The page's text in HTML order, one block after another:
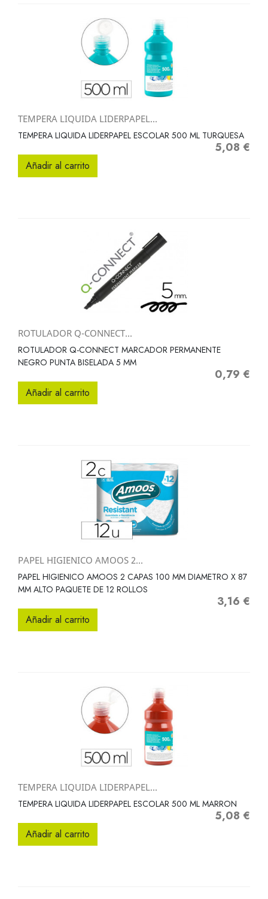
TEMPERA LIQUIDA LIDERPAPEL...
TEMPERA LIQUIDA LIDERPAPEL ESCOLAR 500 ML TURQUESA
Precio
5,08 €
Añadir al carrito
ROTULADOR Q-CONNECT...
ROTULADOR Q-CONNECT MARCADOR PERMANENTE
NEGRO PUNTA BISELADA 5 MM
Precio
0,79 €
Añadir al carrito
PAPEL HIGIENICO AMOOS 2...
PAPEL HIGIENICO AMOOS 2 CAPAS 100 MM DIAMETRO X 87
MM ALTO PAQUETE DE 12 ROLLOS
Precio
3,16 €
Añadir al carrito
TEMPERA LIQUIDA LIDERPAPEL...
TEMPERA LIQUIDA LIDERPAPEL ESCOLAR 500 ML MARRON
Precio
5,08 €
Añadir al carrito